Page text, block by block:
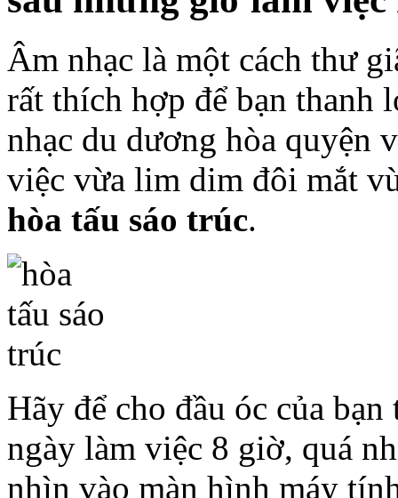
Âm nhạc là một cách thư
rất thích hợp để bạn thanh
nhạc du dương hòa quyện
việc vừa lim dim đôi mắt
hòa tấu sáo trúc.
Hãy để cho đầu óc của
ngày làm việc 8 giờ, quá
nhìn vào màn hình máy